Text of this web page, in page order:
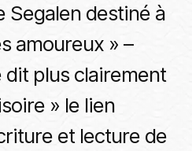
Segalen destiné à
amoureux » –
plus clairement
» le lien
et lecture de